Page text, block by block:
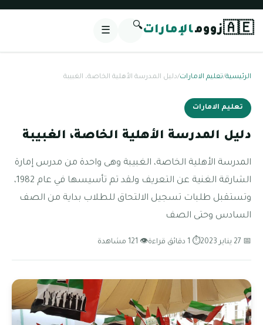
🇦🇪زوومالإمارات🔍
☰
الرئيسية/تعليم الامارات/دليل المدرسة الأهلية الخاصة، الغبيبة
تعليم الامارات
دليل المدرسة الأهلية الخاصة، الغبيبة
المدرسة الأهلية الخاصة، الغبيبة وهى واحدة من مدرس إمارة
الشارقة الغنية عن التعريف ولقد تم تأسيسها في عام 1982،
وتستقبل طلبات تسجيل الالتحاق للطلاب بداية من الصف
السادس وحتى الصف
📅 27 يناير 2023 ⏱ 1 دقائق قراءة 👁 121 مشاهدة